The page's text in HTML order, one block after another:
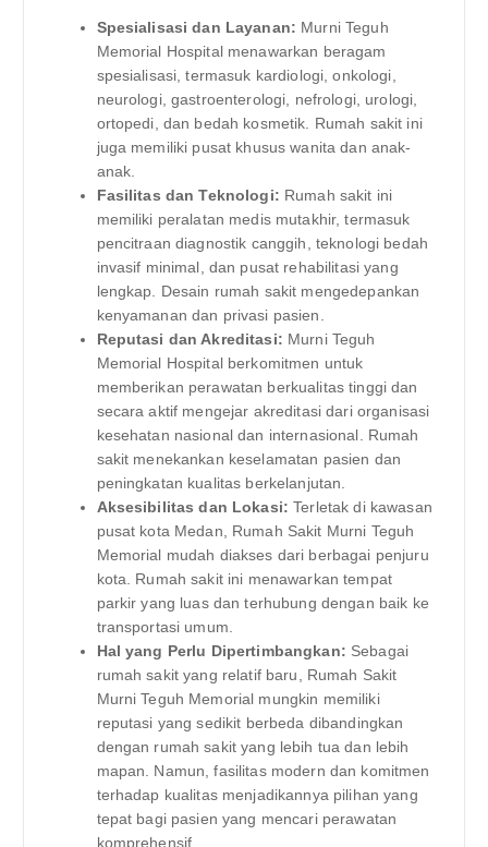
Spesialisasi dan Layanan: Murni Teguh
Memorial Hospital menawarkan beragam
spesialisasi, termasuk kardiologi, onkologi,
neurologi, gastroenterologi, nefrologi, urologi,
ortopedi, dan bedah kosmetik. Rumah sakit ini
juga memiliki pusat khusus wanita dan anak-
anak.
Fasilitas dan Teknologi: Rumah sakit ini
memiliki peralatan medis mutakhir, termasuk
pencitraan diagnostik canggih, teknologi bedah
invasif minimal, dan pusat rehabilitasi yang
lengkap. Desain rumah sakit mengedepankan
kenyamanan dan privasi pasien.
Reputasi dan Akreditasi: Murni Teguh
Memorial Hospital berkomitmen untuk
memberikan perawatan berkualitas tinggi dan
secara aktif mengejar akreditasi dari organisasi
kesehatan nasional dan internasional. Rumah
sakit menekankan keselamatan pasien dan
peningkatan kualitas berkelanjutan.
Aksesibilitas dan Lokasi: Terletak di kawasan
pusat kota Medan, Rumah Sakit Murni Teguh
Memorial mudah diakses dari berbagai penjuru
kota. Rumah sakit ini menawarkan tempat
parkir yang luas dan terhubung dengan baik ke
transportasi umum.
Hal yang Perlu Dipertimbangkan: Sebagai
rumah sakit yang relatif baru, Rumah Sakit
Murni Teguh Memorial mungkin memiliki
reputasi yang sedikit berbeda dibandingkan
dengan rumah sakit yang lebih tua dan lebih
mapan. Namun, fasilitas modern dan komitmen
terhadap kualitas menjadikannya pilihan yang
tepat bagi pasien yang mencari perawatan
komprehensif.